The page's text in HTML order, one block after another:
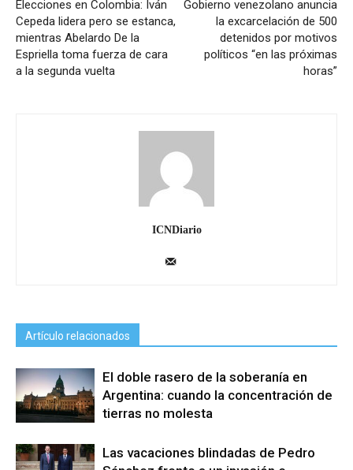
Elecciones en Colombia: Iván
Cepeda lidera pero se estanca,
mientras Abelardo De la
Espriella toma fuerza de cara
a la segunda vuelta
Gobierno venezolano anuncia
la excarcelación de 500
detenidos por motivos
políticos “en las próximas
horas”
ICNDiario
Artículo relacionados
El doble rasero de la soberanía en
Argentina: cuando la concentración de
tierras no molesta
Las vacaciones blindadas de Pedro